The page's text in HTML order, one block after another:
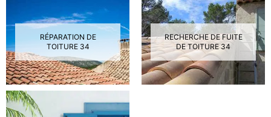
RÉPARATION DE
TOITURE 34
RECHERCHE DE FUITE
DE TOITURE 34